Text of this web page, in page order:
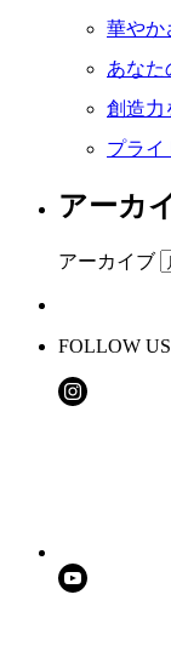
華やか
あなた
創造力
プライ
アーカ
アーカイブ
FOLLOW US